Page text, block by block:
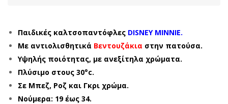
Παιδικές καλτσοπαντόφλες DISNEY MINNIE.
Με αντιολισθητικά Βεντουζάκια στην πατούσα.
Υψηλής ποιότητας, με ανεξίτηλα χρώματα.
Πλύσιμο στους 30°c.
Σε Μπεζ, Ροζ και Γκρι χρώμα.
Νούμερα: 19 έως 34.